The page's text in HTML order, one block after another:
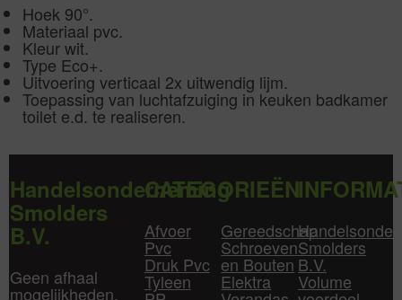
Hoek 90°.
Materiaal pvc.
Kleur wit.
Type Eco+.
Uitvoering verticaal 2x uitwendig lijm.
Toepassing van luchtafzuiging in keuken badkamer
toilet e.d. te realiseren.
Handelsonderneming
Smolders
B.V.
Geen afhaal
mogelijkheden.
CATEGORIEËN
Afvoer
Pvc
Druk Pvc
Tyleen
Gereedschap
Schroeven
en Bouten
Elektra
Smolders
B.V.
Volume